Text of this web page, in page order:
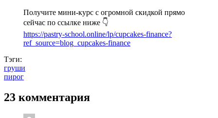
Получите мини-курс с огромной скидкой прямо
сейчас по ссылке ниже 👇
https://pastry-school.online/lp/cupcakes-finance?
ref_source=blog_cupcakes-finance
Тэги:
груши
пирог
23 комментария